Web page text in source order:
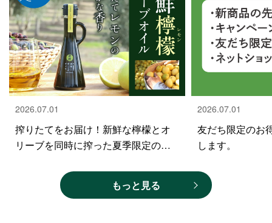
2026.07.01
搾りたてをお届け！新鮮な檸檬とオ
リーブを同時に搾った夏季限定の特
2026.07.01
友だち限定のお
します。
もっと見る